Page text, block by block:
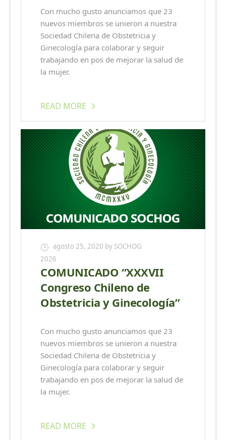
Con mucho gusto anunciamos que 23
nuevos miembros se unieron a nuestra
Sociedad Chilena de Obstetricia y
Ginecología para colaborar y seguir
trabajando en pos de mejorar la salud de
la mujer.
READ MORE
agosto 25, 2020 by SOCHOG
2026
COMUNICADO “XXXVII
Congreso Chileno de
Obstetricia y Ginecología”
Con mucho gusto anunciamos que 23
nuevos miembros se unieron a nuestra
Sociedad Chilena de Obstetricia y
Ginecología para colaborar y seguir
trabajando en pos de mejorar la salud de
la mujer.
READ MORE